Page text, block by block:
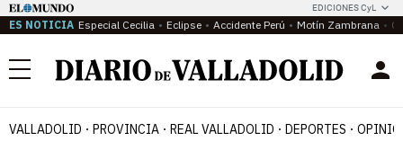
EDICIONES CyL
ES NOTICIA Especial Cecilia Eclipse Accidente Perú Motín Zambrana
Menú
VALLADOLID PROVINCIA REAL VALLADOLID DEPORTES